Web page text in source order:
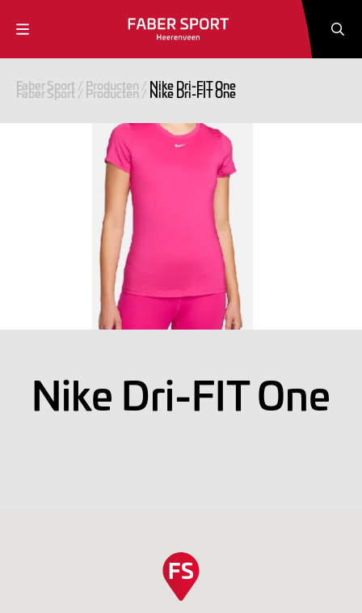
Faber Sport/ Producten / Nike Dri-FIT One
Faber Sport/ Producten / Nike Dri-FIT One
Nike Dri-FIT One